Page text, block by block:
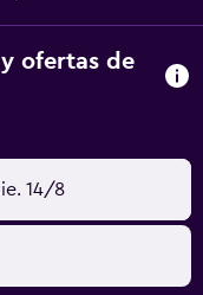
ofertas de
14/8